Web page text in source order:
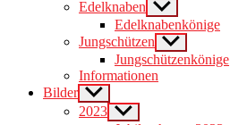
Edelknaben Show
sub
menu
Edelknabenkönige
Jungschützen Show
sub
menu
Jungschützenkönige
Informationen
Bilder Show
sub
menu
2023 Show